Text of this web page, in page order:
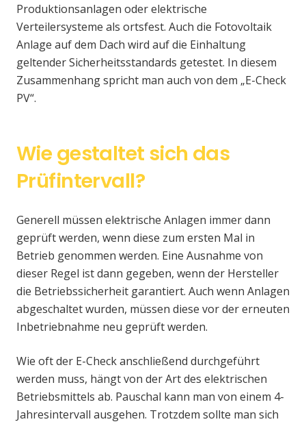
Produktionsanlagen oder elektrische
Verteilersysteme als ortsfest. Auch die Fotovoltaik
Anlage auf dem Dach wird auf die Einhaltung
geltender Sicherheitsstandards getestet. In diesem
Zusammenhang spricht man auch von dem „E-Check
PV“.
Wie gestaltet sich das
Prüfintervall?
Generell müssen elektrische Anlagen immer dann
geprüft werden, wenn diese zum ersten Mal in
Betrieb genommen werden. Eine Ausnahme von
dieser Regel ist dann gegeben, wenn der Hersteller
die Betriebssicherheit garantiert. Auch wenn Anlagen
abgeschaltet wurden, müssen diese vor der erneuten
Inbetriebnahme neu geprüft werden.
Wie oft der E-Check anschließend durchgeführt
werden muss, hängt von der Art des elektrischen
Betriebsmittels ab. Pauschal kann man von einem 4-
Jahresintervall ausgehen. Trotzdem sollte man sich